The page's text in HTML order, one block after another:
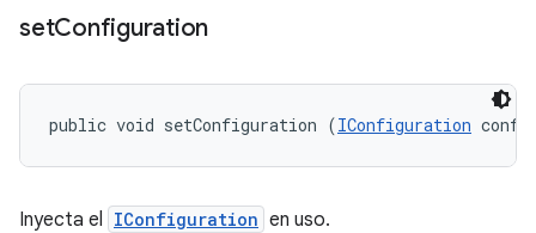
setConfiguration
public void setConfiguration (IConfiguration
Inyecta el IConfiguration en uso.